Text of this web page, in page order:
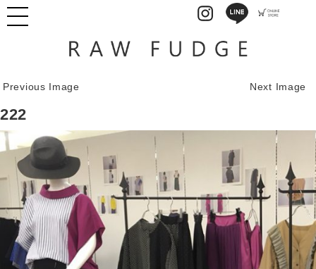
Previous Image Next Image
222